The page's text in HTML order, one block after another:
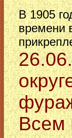
В 1905
времени
Всем